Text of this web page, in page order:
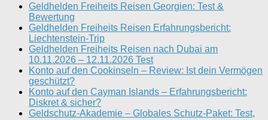
Geldhelden Freiheits Reisen Georgien: Test &
Bewertung
Geldhelden Freiheits Reisen Erfahrungsbericht:
Liechtenstein-Trip
Geldhelden Freiheits Reisen nach Dubai am
10.11.2026 – 12.11.2026 Test
Konto auf den Cookinseln – Review: Ist dein Vermögen
geschützt?
Konto auf den Cayman Islands – Erfahrungsbericht:
Diskret & sicher?
Geldschutz-Akademie – Globales Schutz-Paket: Test,